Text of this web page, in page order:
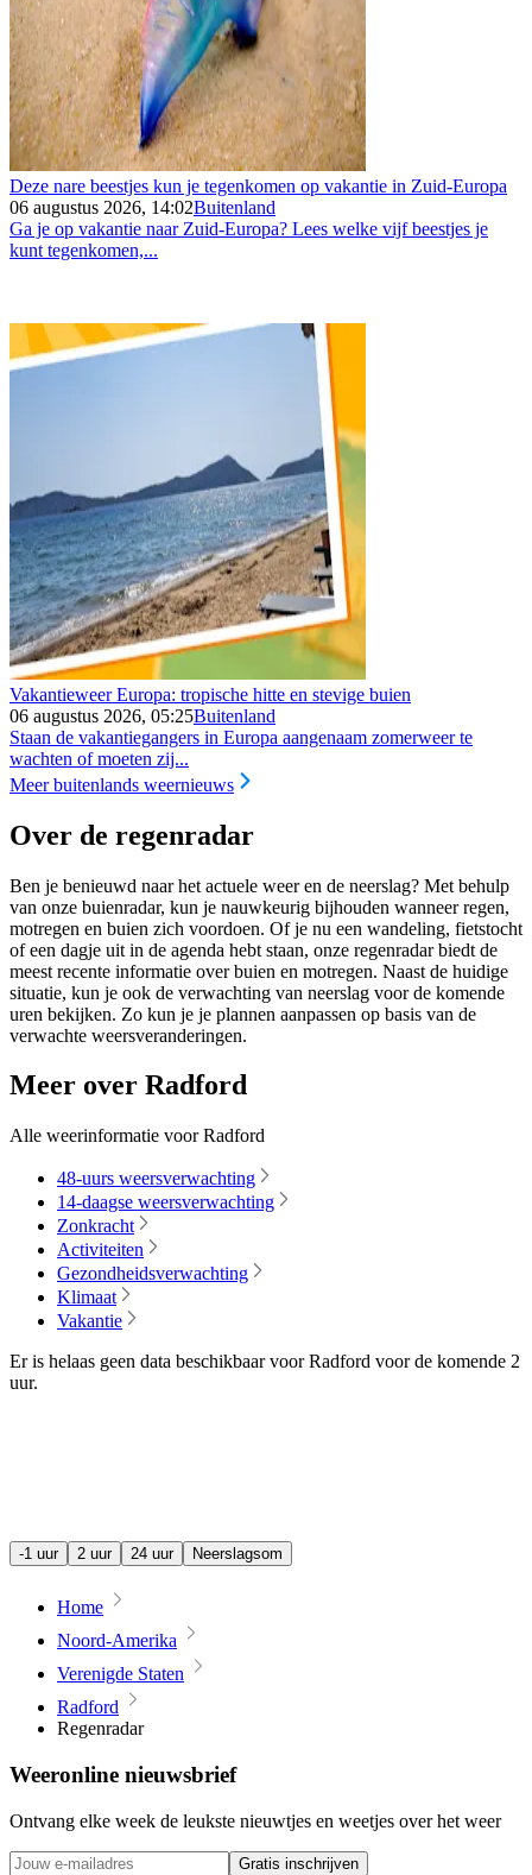
Deze nare beestjes kun je tegenkomen op vakantie in Zuid-Europa
06 augustus 2026, 14:02Buitenland
Ga je op vakantie naar Zuid-Europa? Lees welke vijf beestjes je
kunt tegenkomen,...
Vakantieweer Europa: tropische hitte en stevige buien
06 augustus 2026, 05:25Buitenland
Staan de vakantiegangers in Europa aangenaam zomerweer te
wachten of moeten zij...
Meer buitenlands weernieuws
Over de regenradar
Ben je benieuwd naar het actuele weer en de neerslag? Met behulp
van onze buienradar, kun je nauwkeurig bijhouden wanneer regen,
motregen en buien zich voordoen. Of je nu een wandeling, fietstocht
of een dagje uit in de agenda hebt staan, onze regenradar biedt de
meest recente informatie over buien en motregen. Naast de huidige
situatie, kun je ook de verwachting van neerslag voor de komende
uren bekijken. Zo kun je je plannen aanpassen op basis van de
verwachte weersveranderingen.
Meer over Radford
Alle weerinformatie voor Radford
48-uurs weersverwachting
14-daagse weersverwachting
Zonkracht
Activiteiten
Gezondheidsverwachting
Klimaat
Vakantie
Er is helaas geen data beschikbaar voor Radford voor de komende 2
uur.
-1 uur 2 uur 24 uur Neerslagsom
Home
Noord-Amerika
Verenigde Staten
Radford
Regenradar
Weeronline nieuwsbrief
Ontvang elke week de leukste nieuwtjes en weetjes over het weer
Gratis inschrijven